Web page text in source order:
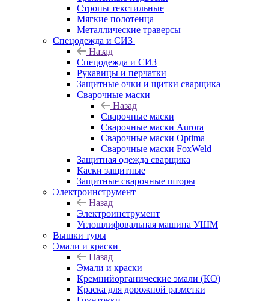
Стропы текстильные
Мягкие полотенца
Металлические траверсы
Спецодежда и СИЗ
Назад
Спецодежда и СИЗ
Рукавицы и перчатки
Защитные очки и щитки сварщика
Сварочные маски
Назад
Сварочные маски
Сварочные маски Aurora
Сварочные маски Optima
Сварочные маски FoxWeld
Защитная одежда сварщика
Каски защитные
Защитные сварочные шторы
Электроинструмент
Назад
Электроинструмент
Углошлифовальная машина УШМ
Вышки туры
Эмали и краски
Назад
Эмали и краски
Кремнийорганические эмали (КО)
Краска для дорожной разметки